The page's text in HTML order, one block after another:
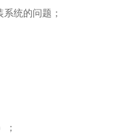
统的问题；
；